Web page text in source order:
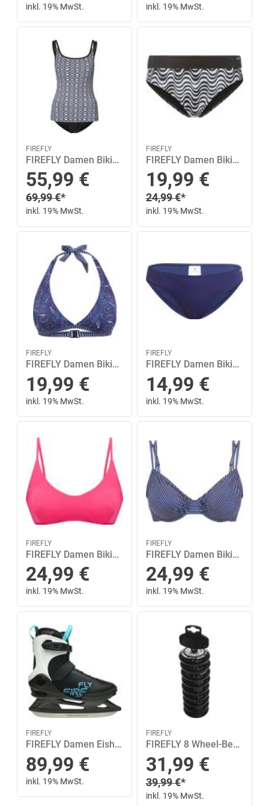
inkl. 19% MwSt. inkl. 19% MwSt.
FIREFLY
FIREFLY Damen Bikini Da.-Tankini Antonia 42C in Schwarz
Sonderpreis
55,99 €
Regulärer Preis
69,99€*
inkl. 19% MwSt.
FIREFLY
FIREFLY Damen Bikinihose Malou II MM 42 in Pink
Sonderpreis
19,99 €
Regulärer Preis
24,99€*
inkl. 19% MwSt.
FIREFLY
FIREFLY Damen Bikinioberteil Mia 40 in Blau
19,99 €
inkl. 19% MwSt.
FIREFLY
FIREFLY Damen Bikini-Hose Melly 44 in Blau
14,99 €
inkl. 19% MwSt.
FIREFLY
FIREFLY Damen Bikinioberteil -Oberteil Moni wms 38 in Pink
24,99 €
inkl. 19% MwSt.
FIREFLY
FIREFLY Damen Bikinioberteil -Oberteil Malisa II W 36C in Blau
24,99 €
inkl. 19% MwSt.
FIREFLY
FIREFLY Damen Eishockeyschuhe Phoenix III W 38 in Schwarz
89,99 €
inkl. 19% MwSt.
FIREFLY
FIREFLY 8 Wheel-Bearing Set 80 in Schwarz
Sonderpreis
31,99 €
Regulärer Preis
39,99€*
inkl. 19% MwSt.